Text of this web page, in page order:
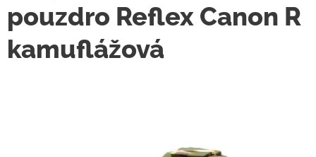
pouzdro Reflex Canon R
kamuflážová